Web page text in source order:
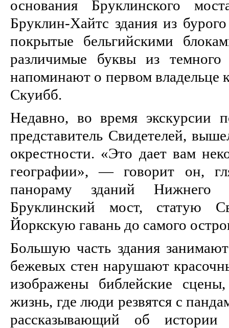
основания Бруклинского
Бруклин-Хайтс здания из
покрытые бельгийскими
различимые буквы из
напоминают о первом владельце
Скуибб.
Недавно, во время экскурсии
представитель Свидетелей,
окрестности. «Это дает вам
географии», — говорит он,
панораму зданий Нижнего
Бруклинский мост,
Йоркскую гавань до самого
Большую часть здания
бежевых стен нарушают
изображены библейские
жизнь, где люди резвятся с
рассказывающий об истории